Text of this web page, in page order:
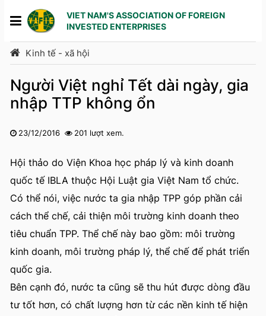
VIET NAM'S ASSOCIATION OF FOREIGN
INVESTED ENTERPRISES
Kinh tế - xã hội
Người Việt nghỉ Tết dài ngày, gia
nhập TTP không ổn
23/12/2016
201 lượt xem.
Hội thảo do Viện Khoa học pháp lý và kinh doanh
quốc tế IBLA thuộc Hội Luật gia Việt Nam tổ chức.
Có thể nói, việc nước ta gia nhập TPP góp phần cải
cách thể chế, cải thiện môi trường kinh doanh theo
tiêu chuẩn TPP. Thể chế này bao gồm: môi trường
kinh doanh, môi trường pháp lý, thể chế để phát triển
quốc gia.
Bên cạnh đó, nước ta cũng sẽ thu hút được dòng đầu
tư tốt hơn, có chất lượng hơn từ các nền kinh tế hiện